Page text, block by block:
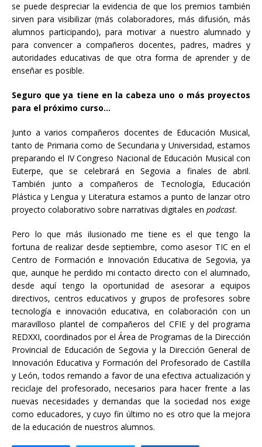
se puede despreciar la evidencia de que los premios también
sirven para visibilizar (más colaboradores, más difusión, más
alumnos participando), para motivar a nuestro alumnado y
para convencer a compañeros docentes, padres, madres y
autoridades educativas de que otra forma de aprender y de
enseñar es posible.
Seguro que ya tiene en la cabeza uno o más proyectos
para el próximo curso…
Junto a varios compañeros docentes de Educación Musical,
tanto de Primaria como de Secundaria y Universidad, estamos
preparando el IV Congreso Nacional de Educación Musical con
Euterpe, que se celebrará en Segovia a finales de abril.
También junto a compañeros de Tecnología, Educación
Plástica y Lengua y Literatura estamos a punto de lanzar otro
proyecto colaborativo sobre narrativas digitales en podcast.
Pero lo que más ilusionado me tiene es el que tengo la
fortuna de realizar desde septiembre, como asesor TIC en el
Centro de Formación e Innovación Educativa de Segovia, ya
que, aunque he perdido mi contacto directo con el alumnado,
desde aquí tengo la oportunidad de asesorar a equipos
directivos, centros educativos y grupos de profesores sobre
tecnología e innovación educativa, en colaboración con un
maravilloso plantel de compañeros del CFIE y del programa
REDXXI, coordinados por el Área de Programas de la Dirección
Provincial de Educación de Segovia y la Dirección General de
Innovación Educativa y Formación del Profesorado de Castilla
y León, todos remando a favor de una efectiva actualización y
reciclaje del profesorado, necesarios para hacer frente a las
nuevas necesidades y demandas que la sociedad nos exige
como educadores, y cuyo fin último no es otro que la mejora
de la educación de nuestros alumnos.